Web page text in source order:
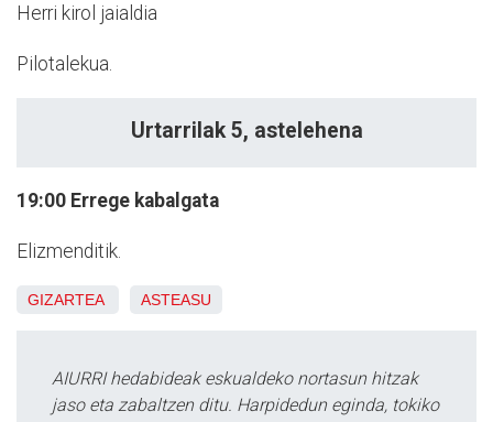
Herri kirol jaialdia
Pilotalekua.
Urtarrilak 5, astelehena
19:00 Errege kabalgata
Elizmenditik.
GIZARTEA ASTEASU
AIURRI hedabideak eskualdeko nortasun hitzak
jaso eta zabaltzen ditu. Harpidedun eginda, tokiko